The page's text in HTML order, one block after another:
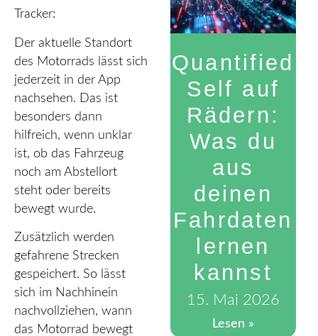
Tracker:
Der aktuelle Standort
des Motorrads lässt sich
jederzeit in der App
nachsehen. Das ist
besonders dann
hilfreich, wenn unklar
ist, ob das Fahrzeug
noch am Abstellort
steht oder bereits
bewegt wurde.
Zusätzlich werden
gefahrene Strecken
gespeichert. So lässt
sich im Nachhinein
nachvollziehen, wann
das Motorrad bewegt
Quantified
Self auf
Rädern:
Was du
aus
deinen
Fahrdaten
lernen
kannst
15. Mai 2026
Lesen »